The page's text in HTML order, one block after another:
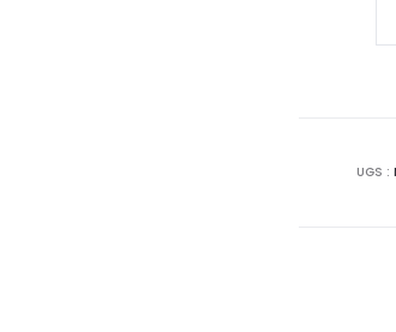
UGS :